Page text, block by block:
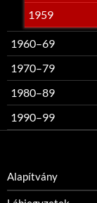
1959
1960–69
1970–79
1980–89
1990–99
Alapítvány